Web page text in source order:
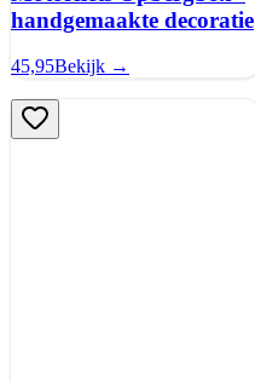
handgemaakte decoratie
45,95Bekijk →